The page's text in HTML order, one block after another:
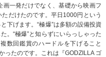
画一発だけでなく、基礎から映画フ
だけたのです。平日1000円という
下げます。“極爆”は多額の設備投資
。“極爆”と知らずにいらっしゃった
数回鑑賞のハードルを下げること
ったのです。これは『GODZILLA ゴ